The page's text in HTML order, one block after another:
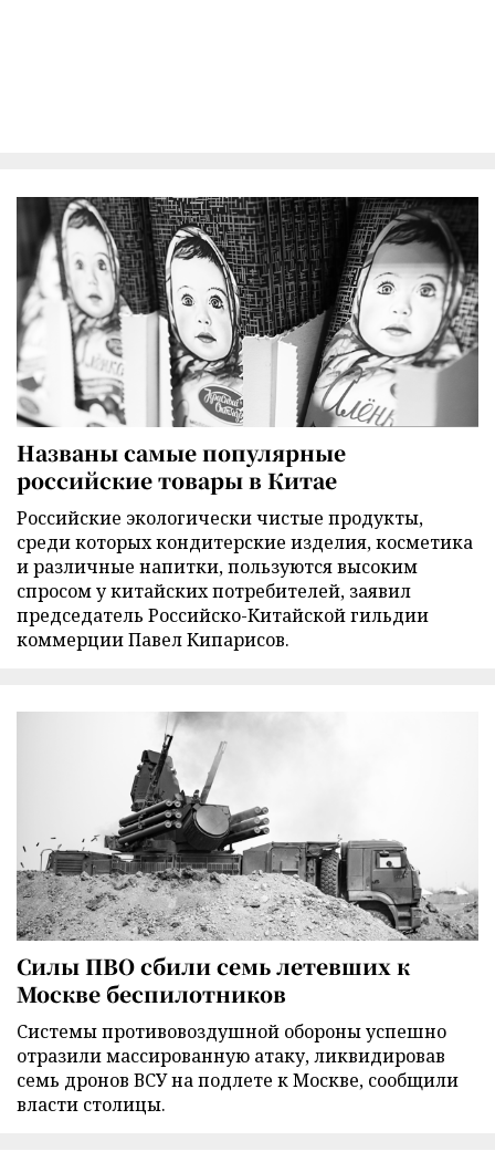
Названы самые популярные
российские товары в Китае
Российские экологически чистые продукты,
среди которых кондитерские изделия, косметика
и различные напитки, пользуются высоким
спросом у китайских потребителей, заявил
председатель Российско-Китайской гильдии
коммерции Павел Кипарисов.
Силы ПВО сбили семь летевших к
Москве беспилотников
Cистемы противовоздушной обороны успешно
отразили массированную атаку, ликвидировав
семь дронов ВСУ на подлете к Москве, сообщили
власти столицы.